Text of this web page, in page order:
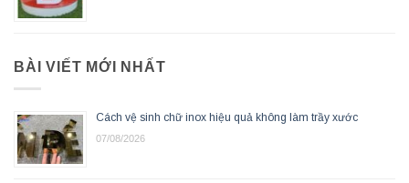
BÀI VIẾT MỚI NHẤT
Cách vệ sinh chữ inox hiệu quả không làm trầy xước
07/08/2026